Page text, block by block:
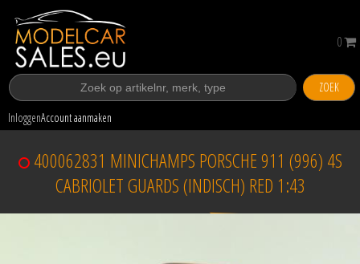
ZOEK
InloggenAccount aanmaken
0
400062831 MINICHAMPS PORSCHE 911 (996) 4S
CABRIOLET GUARDS (INDISCH) RED 1:43